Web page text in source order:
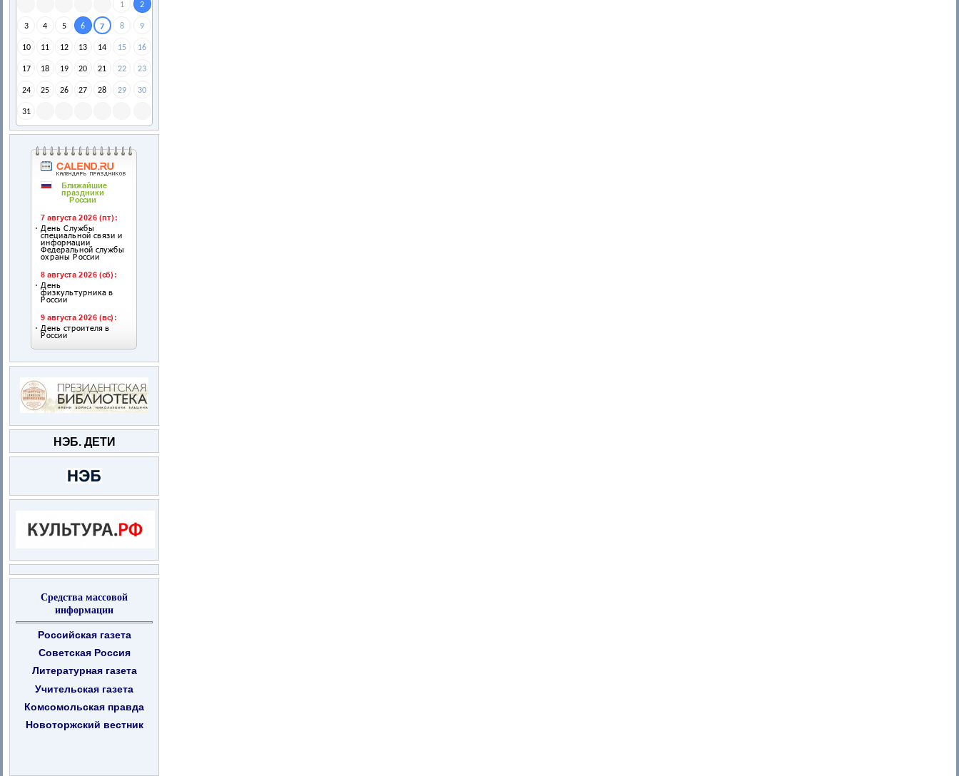
1 2
3 4 5 6 7 8 9
10 11 12 13 14 15 16
17 18 19 20 21 22 23
24 25 26 27 28 29 30
31
НЭБ. ДЕТИ
Средства массовой
информации
Российская газета
Советская Россия
Литературная газета
Учительская газета
Комсомольская правда
Новоторжский вестник